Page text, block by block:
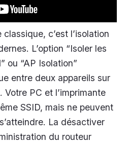
c’est l’isolation
L’option “Isoler les
ou “AP Isolation”
entre deux appareils sur
Votre PC et l’imprimante
SSID, mais ne peuvent
La désactiver
du routeur